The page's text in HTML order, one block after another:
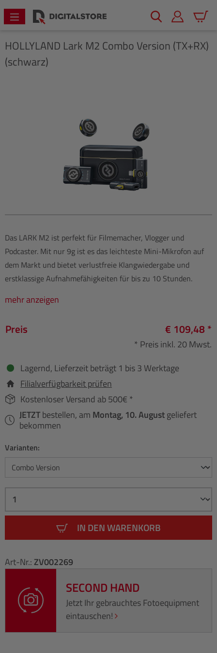
springen
HOLLYLAND Lark M2 Combo Version (TX+RX)
(schwarz)
Das LARK M2 ist perfekt für Filmemacher, Vlogger und
Podcaster. Mit nur 9g ist es das leichteste Mini-Mikrofon auf
dem Markt und bietet verlustfreie Klangwiedergabe und
erstklassige Aufnahmefähigkeiten für bis zu 10 Stunden.
mehr anzeigen
Preis € 109,48 *
* Preis inkl. 20 Mwst.
Lagernd, Lieferzeit beträgt 1 bis 3 Werktage
Filialverfügbarkeit prüfen
Kostenloser Versand ab 500€ *
JETZTbestellen, am Montag, 10. Augustgeliefert
bekommen
Varianten:
IN DEN WARENKORB
Art-Nr.: ZV002269
SECOND HAND
Jetzt Ihr gebrauchtes Fotoequipment
eintauschen!